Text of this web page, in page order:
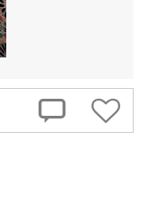
